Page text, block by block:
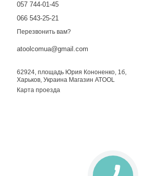
057 744-01-45
066 543-25-21
Перезвонить вам?
atoolcomua@gmail.com
62924, площадь Юрия Кононенко, 1б,
Харьков, Украина Магазин ATOOL
Карта проезда